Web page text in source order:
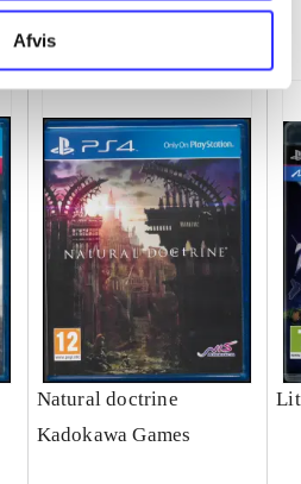
Afvis
Natural doctrine
Kadokawa Games